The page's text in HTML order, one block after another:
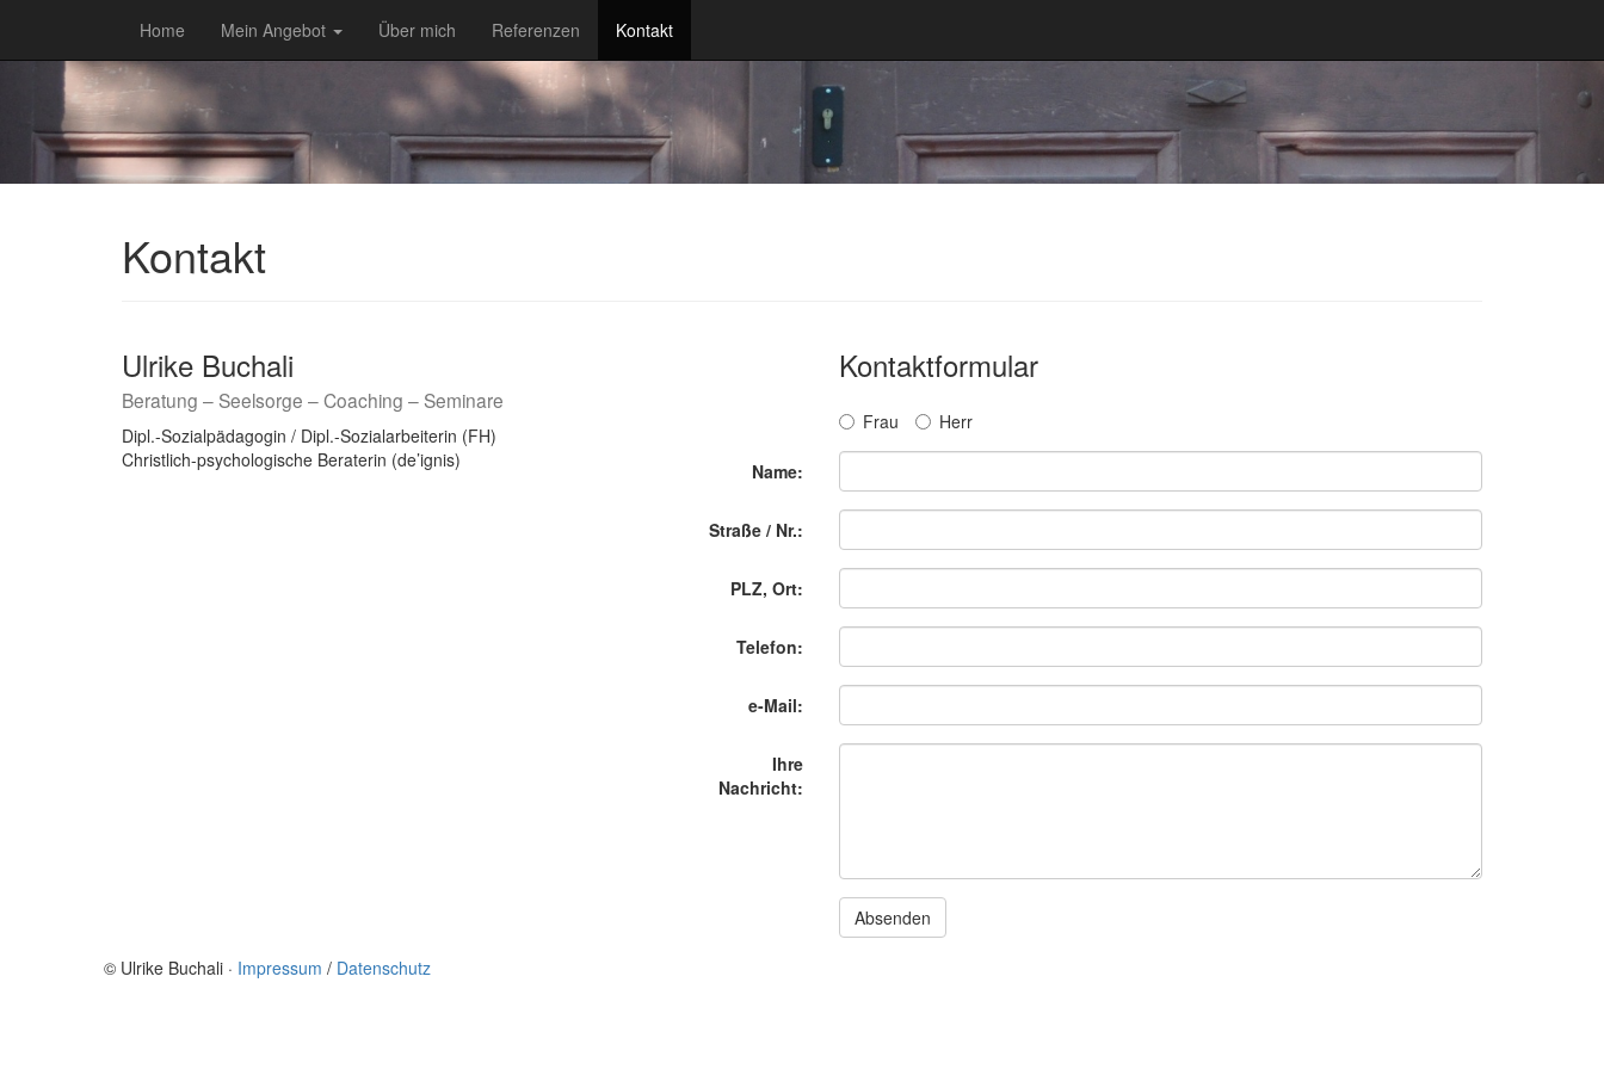
Home Mein Angebot Über mich Referenzen Kontakt
Kontakt
Ulrike Buchali
Beratung – Seelsorge – Coaching – Seminare
Dipl.-Sozialpädagogin / Dipl.-Sozialarbeiterin (FH)
Christlich-psychologische Beraterin (de’ignis)
Kontaktformular
Frau Herr
Name:
Straße / Nr.:
PLZ, Ort:
Telefon:
e-Mail:
Ihre
Nachricht:
Absenden
© Ulrike Buchali · Impressum / Datenschutz